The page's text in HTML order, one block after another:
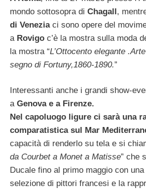
mondo sottosopra di Chagall,
di Veneziaci sono opere del
a Rovigo c’è la mostra sulla moda
la mostra “L’Ottocento elegante
segno di Fortuny,1860-1890.”
Interessanti anche i grandi show-
a Genova e a Firenze.
Nel capoluogo ligure ci sarà una
comparatistica sul Mar
capacità di renderlo su tela e si
da Courbet a Monet a Matisse” che
Ducale fino al primo maggio con
selezione di pittori francesi e la